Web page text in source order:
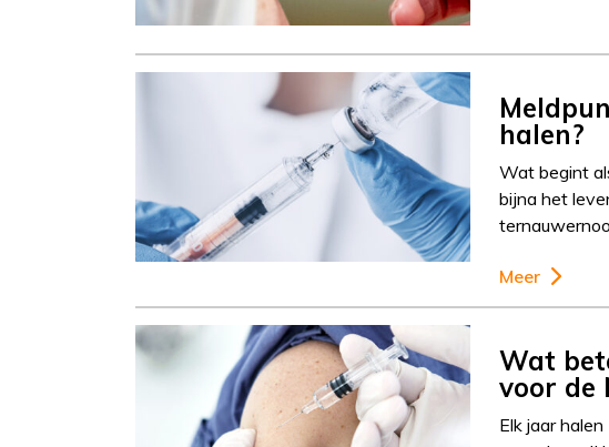
halen?
Wat begint
bijna het
Meer
Wat
voor de
Elk jaar